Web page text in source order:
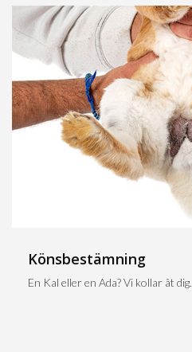
Könsbestämning
En Kal eller en Ada? Vi kollar åt dig.